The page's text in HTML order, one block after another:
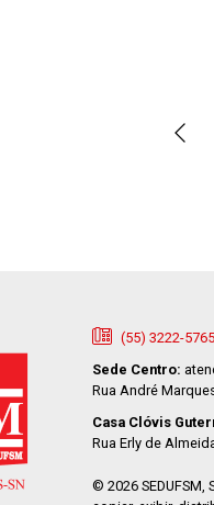
(55) 3222-5765
Sede Centro:
Rua André
Casa Clóvis
Rua Erly de
© 2026